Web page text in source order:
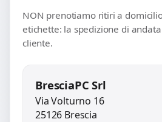
NON prenotiamo ritiri a
etichette: la spedizione di
cliente.
BresciaPC Srl
Via Volturno 16
25126 Brescia